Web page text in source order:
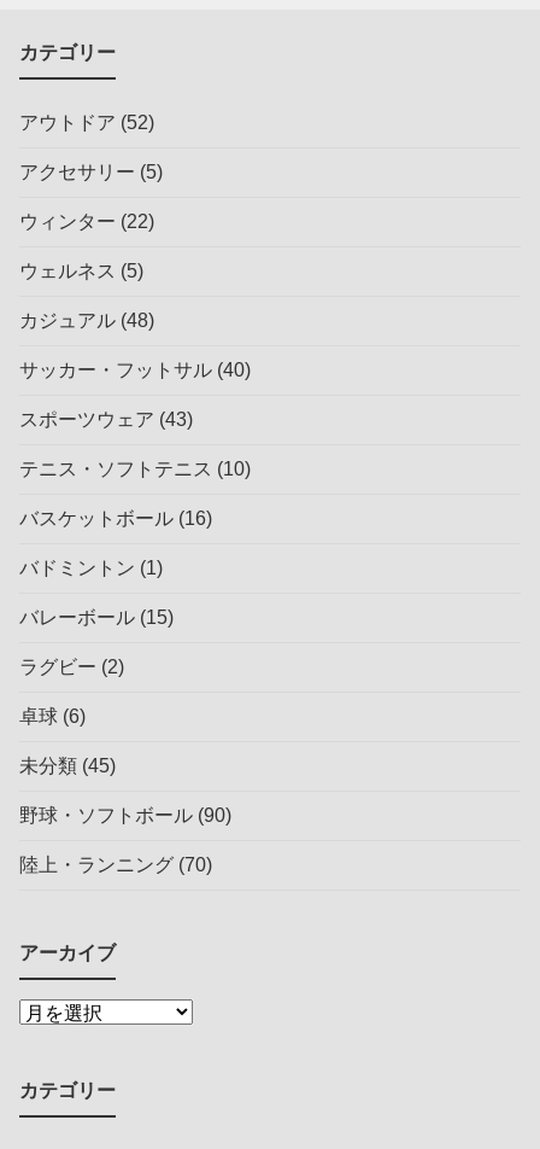
カテゴリー
アウトドア (52)
アクセサリー (5)
ウィンター (22)
ウェルネス (5)
カジュアル (48)
サッカー・フットサル (40)
スポーツウェア (43)
テニス・ソフトテニス (10)
バスケットボール (16)
バドミントン (1)
バレーボール (15)
ラグビー (2)
卓球 (6)
未分類 (45)
野球・ソフトボール (90)
陸上・ランニング (70)
アーカイブ
カテゴリー